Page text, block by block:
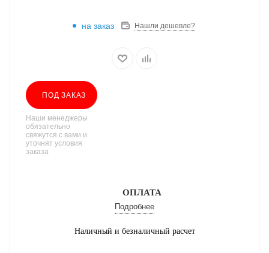
на заказ Нашли дешевле?
ПОД ЗАКАЗ
Наши менеджеры
обязательно
свяжутся с вами и
уточнят условия
заказа
ОПЛАТА
Подробнее
Наличный и безналичный расчет